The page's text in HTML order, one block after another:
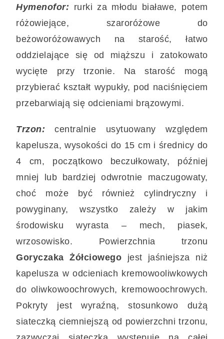
Hymenofor: rurki za młodu białawe, potem
różowiejące, szaroróżowe do
beżoworóżowawych na starość, łatwo
oddzielające się od miąższu i zatokowato
wycięte przy trzonie. Na starość mogą
przybierać kształt wypukły, pod naciśnięciem
przebarwiają się odcieniami brązowymi.
Trzon: centralnie usytuowany względem
kapelusza, wysokości do 15 cm i średnicy do
4 cm, początkowo beczułkowaty, później
mniej lub bardziej odwrotnie maczugowaty,
choć może być również cylindryczny i
powyginany, wszystko zależy w jakim
środowisku wyrasta – mech, piasek,
wrzosowisko. Powierzchnia trzonu
Goryczaka Żółciowego jest jaśniejsza niż
kapelusza w odcieniach kremowooliwkowych
do oliwkowoochrowych, kremowoochrowych.
Pokryty jest wyraźną, stosunkowo dużą
siateczką ciemniejszą od powierzchni trzonu,